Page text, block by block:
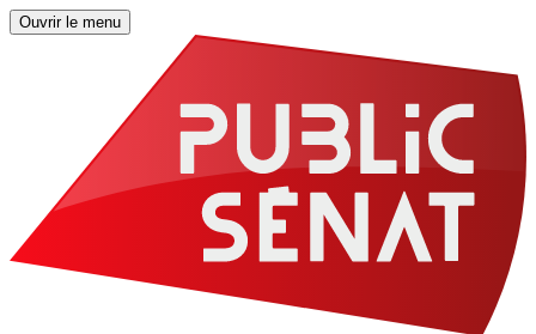
Ouvrir le menu